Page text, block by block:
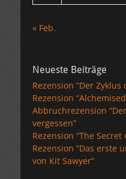
« Feb.
Neueste Beiträge
Rezension “Der Zyklus
Rezension
Abbruchrezension
vergessen”
Rezension “The Secret
Rezension “Das erste
von Kit Sawyer”